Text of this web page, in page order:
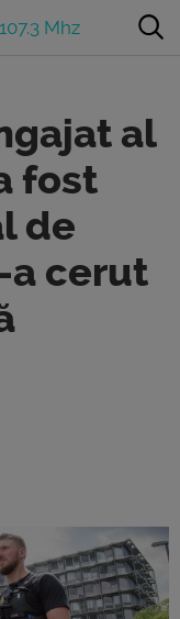
107.3 Mhz
al
fost
de
cerut